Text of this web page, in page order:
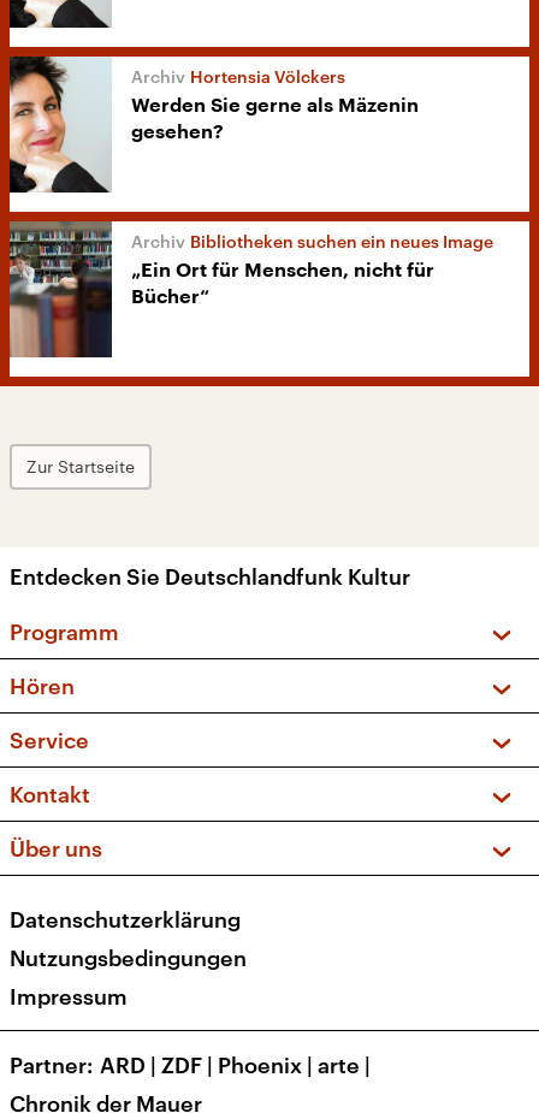
Hortensia Völckers
Werden Sie gerne als Mäzenin
gesehen?
Bibliotheken suchen ein neues Image
„Ein Ort für Menschen, nicht für
Bücher“
Zur Startseite
Entdecken Sie Deutschlandfunk Kultur
Programm
Sendungen und Podcasts
Musikliste
Kakadu – Das Kinderprogramm
Hören
Frequenzen (UKW + DAB+)
Service
FAQ
Apps
Newsletter
Veranstaltungen
Kontakt
Social Media
Über uns
Presse
Karriere
Transparenz
Datenschutzerklärung
Nutzungsbedingungen
Impressum
Partner ARD | ZDF | Phoenix | arte |
Chronik der Mauer